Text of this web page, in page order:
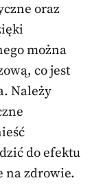
oraz
można
co jest
Należy
do efektu
na zdrowie.